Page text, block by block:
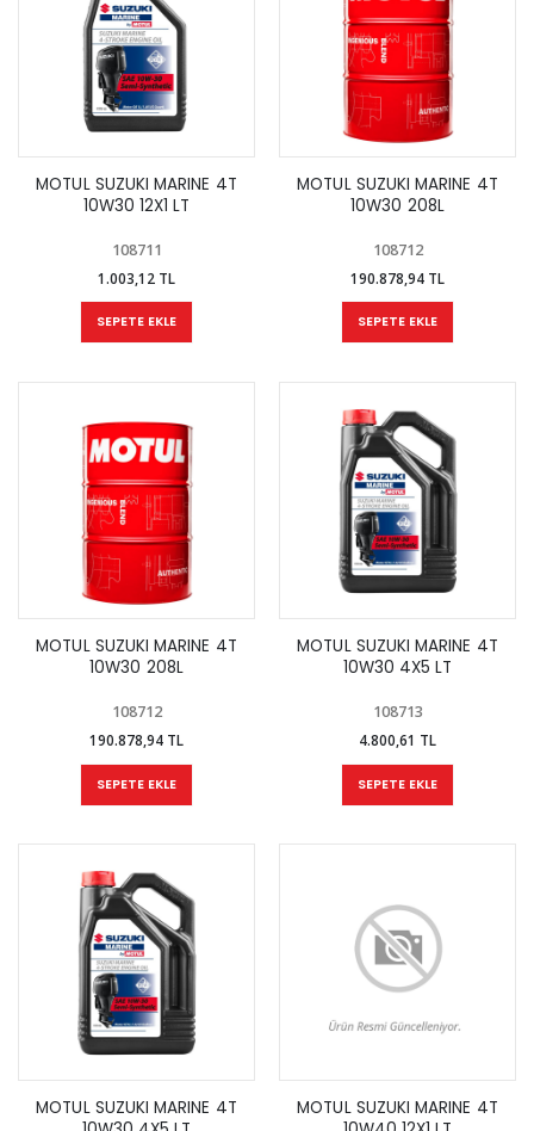
MOTUL SUZUKI MARINE 4T
10W30 12X1 LT
108711
1.003,12 TL
SEPETE EKLE
MOTUL SUZUKI MARINE 4T
10W30 208L
108712
190.878,94 TL
SEPETE EKLE
MOTUL SUZUKI MARINE 4T
10W30 208L
108712
190.878,94 TL
SEPETE EKLE
MOTUL SUZUKI MARINE 4T
10W30 4X5 LT
108713
4.800,61 TL
SEPETE EKLE
MOTUL SUZUKI MARINE 4T
MOTUL SUZUKI MARINE 4T